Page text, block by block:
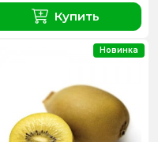
Купить
Новинка